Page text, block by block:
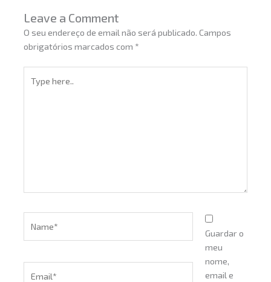
Leave a Comment
O seu endereço de email não será publicado. Campos
obrigatórios marcados com*
here..
Guardar o
meu
nome,
email e